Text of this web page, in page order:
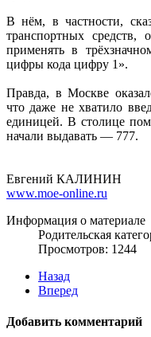
В нём, в частности,
транспортных средств,
применять в
цифры кода цифру 1».
Правда, в Москве
что даже не хватило
единицей. В столице
начали выдавать — 777.
Евгений КАЛИНИН
www.moe-online.ru
Информация о материале
Родительская
Просмотров: 1244
Назад
Вперед
Добавить комментарий